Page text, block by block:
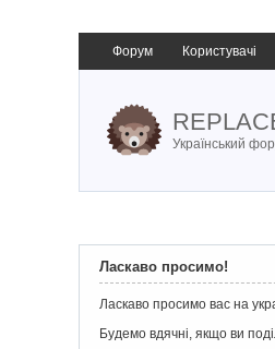
Форум Користувачі
Український
Ласкаво просимо!
Ласкаво просимо вас на
Будемо вдячні, якщо ви